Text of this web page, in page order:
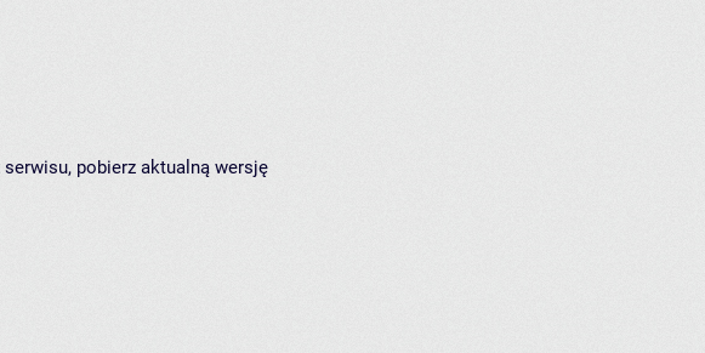
pobierz aktualną wersję